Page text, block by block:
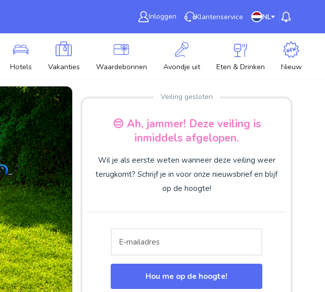
Inloggen Klantenservice NL
Hotels Vakanties Waardebonnen Avondje uit Eten & Drinken Nieuw
Veiling gesloten
😔 Ah, jammer! Deze veiling is
inmiddels afgelopen.
Wil je als eerste weten wanneer deze veiling weer
terugkomt? Schrijf je in voor onze nieuwsbrief en blijf
op de hoogte!
Hou me op de hoogte!